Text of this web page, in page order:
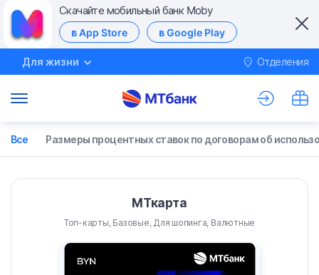
Скачайте мобильный банк Moby
в App Store в Google Play
Для жизни Отделения
Все Размеры процентных ставок по договорам об
МТкарта
Топ-карты, Базовые, Для шопинга, Валютные